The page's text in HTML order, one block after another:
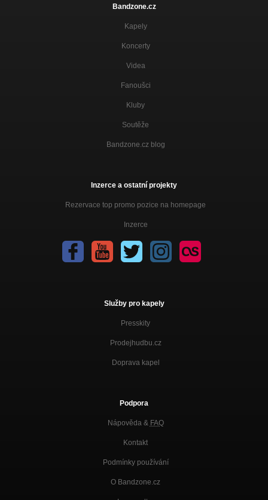
Bandzone.cz
Kapely
Koncerty
Videa
Fanoušci
Kluby
Soutěže
Bandzone.cz blog
Inzerce a ostatní projekty
Rezervace top promo pozice na homepage
Inzerce
Služby pro kapely
Presskity
Prodejhudbu.cz
Doprava kapel
Podpora
Nápověda & FAQ
Kontakt
Podmínky používání
O Bandzone.cz